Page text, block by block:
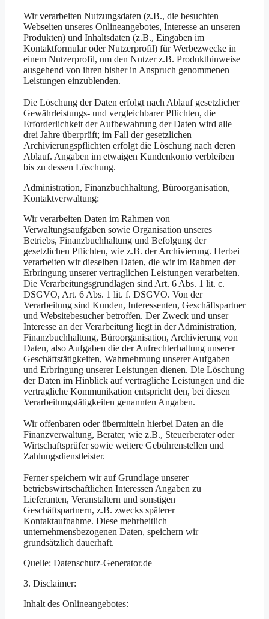
Wir verarbeiten Nutzungsdaten (z.B., die besuchten
Webseiten unseres Onlineangebotes, Interesse an unseren
Produkten) und Inhaltsdaten (z.B., Eingaben im
Kontaktformular oder Nutzerprofil) für Werbezwecke in
einem Nutzerprofil, um den Nutzer z.B. Produkthinweise
ausgehend von ihren bisher in Anspruch genommenen
Leistungen einzublenden.
Die Löschung der Daten erfolgt nach Ablauf gesetzlicher
Gewährleistungs- und vergleichbarer Pflichten, die
Erforderlichkeit der Aufbewahrung der Daten wird alle
drei Jahre überprüft; im Fall der gesetzlichen
Archivierungspflichten erfolgt die Löschung nach deren
Ablauf. Angaben im etwaigen Kundenkonto verbleiben
bis zu dessen Löschung.
Administration, Finanzbuchhaltung, Büroorganisation,
Kontaktverwaltung:
Wir verarbeiten Daten im Rahmen von
Verwaltungsaufgaben sowie Organisation unseres
Betriebs, Finanzbuchhaltung und Befolgung der
gesetzlichen Pflichten, wie z.B. der Archivierung. Herbei
verarbeiten wir dieselben Daten, die wir im Rahmen der
Erbringung unserer vertraglichen Leistungen verarbeiten.
Die Verarbeitungsgrundlagen sind Art. 6 Abs. 1 lit. c.
DSGVO, Art. 6 Abs. 1 lit. f. DSGVO. Von der
Verarbeitung sind Kunden, Interessenten, Geschäftspartner
und Websitebesucher betroffen. Der Zweck und unser
Interesse an der Verarbeitung liegt in der Administration,
Finanzbuchhaltung, Büroorganisation, Archivierung von
Daten, also Aufgaben die der Aufrechterhaltung unserer
Geschäftstätigkeiten, Wahrnehmung unserer Aufgaben
und Erbringung unserer Leistungen dienen. Die Löschung
der Daten im Hinblick auf vertragliche Leistungen und die
vertragliche Kommunikation entspricht den, bei diesen
Verarbeitungstätigkeiten genannten Angaben.
Wir offenbaren oder übermitteln hierbei Daten an die
Finanzverwaltung, Berater, wie z.B., Steuerberater oder
Wirtschaftsprüfer sowie weitere Gebührenstellen und
Zahlungsdienstleister.
Ferner speichern wir auf Grundlage unserer
betriebswirtschaftlichen Interessen Angaben zu
Lieferanten, Veranstaltern und sonstigen
Geschäftspartnern, z.B. zwecks späterer
Kontaktaufnahme. Diese mehrheitlich
unternehmensbezogenen Daten, speichern wir
grundsätzlich dauerhaft.
Quelle: Datenschutz-Generator.de
3. Disclaimer:
Inhalt des Onlineangebotes: